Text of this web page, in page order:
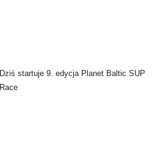
Dziś startuje 9. edycja Planet Baltic SUP
Race